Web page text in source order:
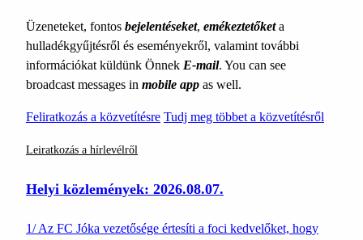
Üzeneteket, fontos bejelentéseket, emékeztetőketa
hulladékgyűjtésről és eseményekről, valamint további
információkat küldünk Önnek E-mail. You can see
broadcast messages in mobile app as well.
Feliratkozás a közvetítésre Tudj meg többet a közvetítésről
Leiratkozás a hírlevélről
Helyi közlemények: 2026.08.07.
1/ Az FC Jóka vezetősége értesíti a foci kedvelőket, hogy